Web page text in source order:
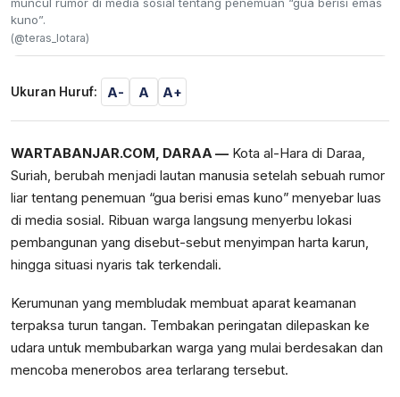
kuno”.
(@teras_lotara)
Ukuran Huruf: A- A A+
WARTABANJAR.COM, DARAA — Kota al-Hara di Daraa,
Suriah, berubah menjadi lautan manusia setelah sebuah rumor
liar tentang penemuan “gua berisi emas kuno” menyebar luas
di media sosial. Ribuan warga langsung menyerbu lokasi
pembangunan yang disebut-sebut menyimpan harta karun,
hingga situasi nyaris tak terkendali.
Kerumunan yang membludak membuat aparat keamanan
terpaksa turun tangan. Tembakan peringatan dilepaskan ke
udara untuk membubarkan warga yang mulai berdesakan dan
mencoba menerobos area terlarang tersebut.